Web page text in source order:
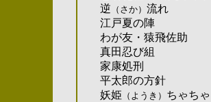
逆 （さか） 流れ
江戸夏の陣
わが友・猿飛佐助
真田忍び組
家康処刑
平太郎の方針
妖姫 （ようき） ちゃちゃ